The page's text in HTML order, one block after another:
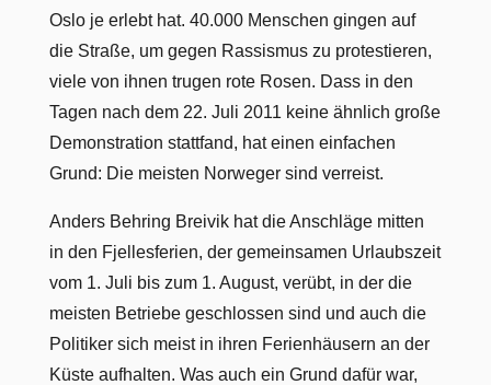
Oslo je erlebt hat. 40.000 Menschen gingen auf
die Straße, um gegen Rassismus zu protestieren,
viele von ihnen trugen rote Rosen. Dass in den
Tagen nach dem 22. Juli 2011 keine ähnlich große
Demonstration stattfand, hat einen einfachen
Grund: Die meisten Norweger sind verreist.
Anders Behring Breivik hat die Anschläge mitten
in den Fjellesferien, der gemeinsamen Urlaubszeit
vom 1. Juli bis zum 1. August, verübt, in der die
meisten Betriebe geschlossen sind und auch die
Politiker sich meist in ihren Ferienhäusern an der
Küste aufhalten. Was auch ein Grund dafür war,